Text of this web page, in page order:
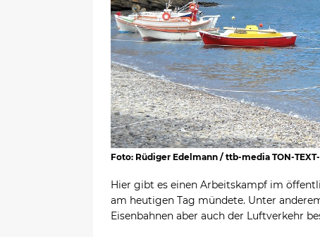
Foto: Rüdiger Edelmann / ttb-media TON-
Hier gibt es einen Arbeitskampf im
am heutigen Tag mündete. Unter
Eisenbahnen aber auch der Luftverkehr